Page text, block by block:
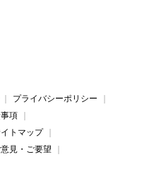
プライバシーポリシー
項
トマップ
見・ご要望